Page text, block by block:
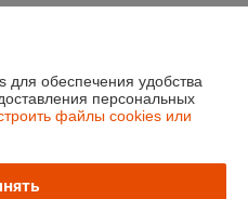
обеспечения удобства
персональных
файлы cookies или